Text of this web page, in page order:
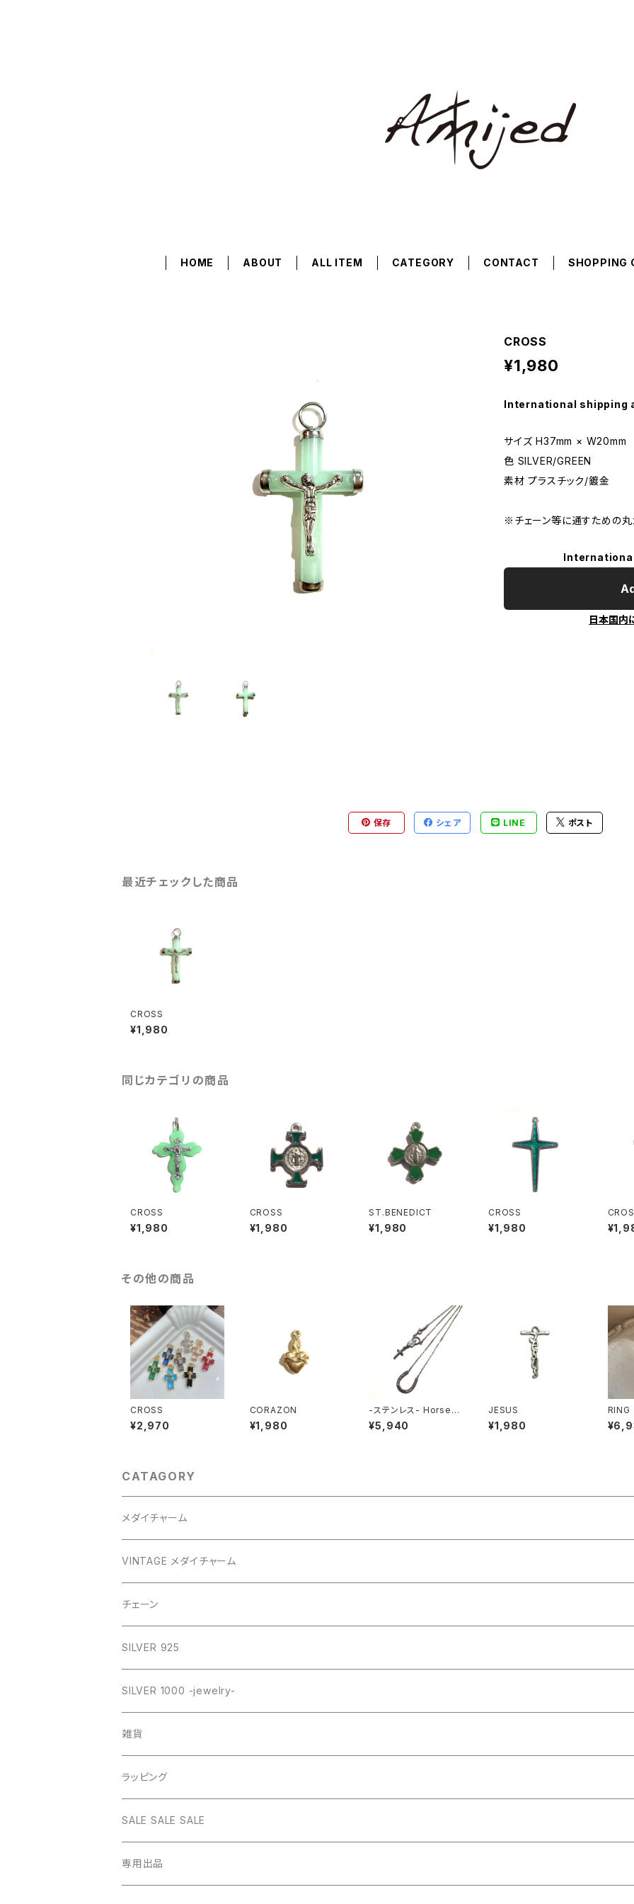
HOME ABOUT ALL ITEM CATEGORY CONTACT SHOPPING
CROSS
¥1,980
International shipping
サイズ H37mm × W20mm
色 SILVER/GREEN
素材 プラスチック/鍍金
※チェーン等に通すための
日本国内
保存 シェア LINE ポスト
最近チェックした商品
CROSS
¥1,980
同じカテゴリの商品
CROSS
¥1,980
CROSS
¥1,980
ST.BENEDICT
¥1,980
CROSS
¥1,980
その他の商品
CROSS
¥2,970
CORAZON
¥1,980
-ステンレス- Horsesh
oe Necklace SILVER
¥5,940
JESUS
¥1,980
CATAGORY
メダイチャーム
GOLD
GOLD
SILVER
PICTURE
RED
SILVER
GOLD
SILVER
PICTURE
VINTAGE
STAINLESS
VINTAGE メダイチャーム
CROSS
HEART
RING
チェーン
ネックレス
ネックレス SILVER925
ネックレス GOLD
SILVER 925
RING collection
daily
star
BANGLE
CHOKER
EARRING
SILVER 1000 -jewelry-
オリジナルチャーム
チェーン
雑貨
インテリア
MEXICAN CROSS
オリジナルポーチ
Pouch S
ナップサック
ラッピング
ネックレスギフトBOX
ラッピング
SALE SALE SALE
専用出品